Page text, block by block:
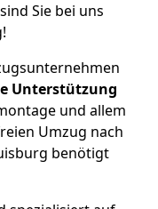
Sie bei uns
Unterstützung
und allem
Umzug nach
benötigt